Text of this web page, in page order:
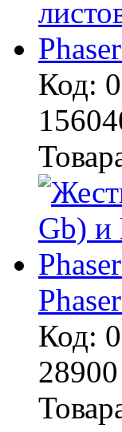
Код:
Код:
28900